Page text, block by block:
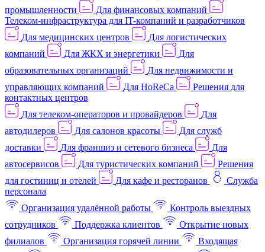
промышленности
Для финансовых компаний
Телеком-инфраструктура для IT-компаний и разработчиков
Для медицинских центров
Для логистических
компаний
Для ЖКХ и энергетики
Для
образовательных организаций
Для недвижимости и
управляющих компаний
Для HoReCa
Решения для
контактных центров
Для телеком-операторов и провайдеров
Для
автодилеров
Для салонов красоты
Для служб
доставки
Для франшиз и сетевого бизнеса
Для
автосервисов
Для туристических компаний
Решения
для гостиниц и отелей
Для кафе и ресторанов
Служба
персонала
Организация удалённой работы
Контроль выездных
сотрудников
Поддержка клиентов
Открытие новых
филиалов
Организация горячей линии
Входящая